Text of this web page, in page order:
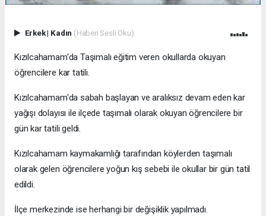
Erkek| Kadın (Haberi Sesli Oku)
Kızılcahamam'da Taşımalı eğitim veren okullarda okuyan
öğrencilere kar tatili.
Kızılcahamam'da sabah başlayan ve aralıksız devam eden kar
yağışı dolayısı ile ilçede taşımalı olarak okuyan öğrencilere bir
gün kar tatili geldi.
Kızılcahamam kaymakamlığı tarafından köylerden taşımalı
olarak gelen öğrencilere yoğun kış sebebi ile okullar bir gün tatil
edildi.
İlçe merkezinde ise herhangi bir değişiklik yapılmadı.